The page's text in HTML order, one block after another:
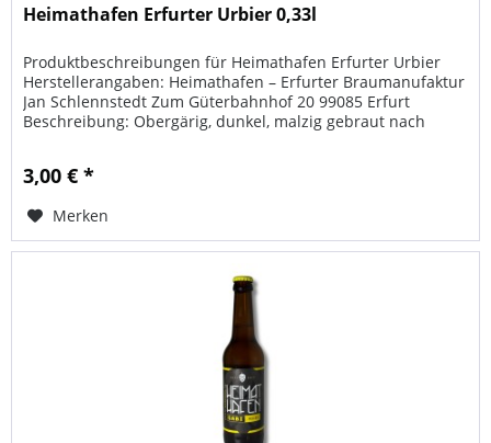
Heimathafen Erfurter Urbier 0,33l
Produktbeschreibungen für Heimathafen Erfurter Urbier
Herstellerangaben: Heimathafen – Erfurter Braumanufaktur
Jan Schlennstedt Zum Güterbahnhof 20 99085 Erfurt
Beschreibung: Obergärig, dunkel, malzig gebraut nach
3,00 € *
Merken